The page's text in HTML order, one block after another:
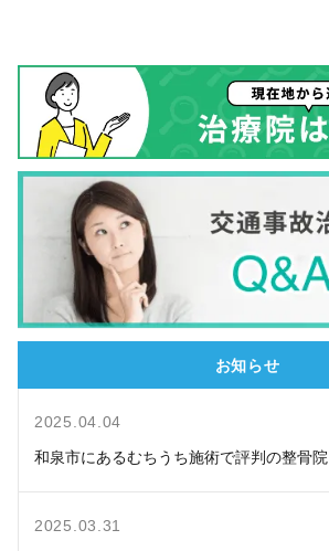
お知らせ
2025.04.04
和泉市にあるむちうち施術で評判の整骨院
2025.03.31